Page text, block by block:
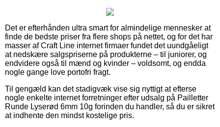
Det er efterhånden ultra smart for almindelige mennesker at
finde de bedste priser fra flere shops på nettet, og for det har
masser af Craft Line internet firmaer fundet det uundgåeligt
at nedskære salgspriserne på produkterne – til juniorer, og
endvidere også til mænd og kvinder – voldsomt, og endda
nogle gange love portofri fragt.
Til gengæld kan det stadigvæk vise sig nyttigt at efterse
nogle enkelte internet forretninger efter udsalg på Pailletter
Runde Lyserød 6mm 10g forinden du handler, så du er sikret
at indhente den mindst kostelige pris.